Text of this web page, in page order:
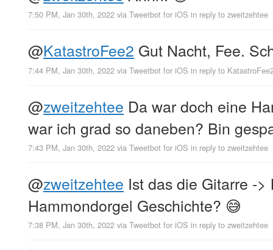
7:50 PM, Jan 30th, 2022 via Tweetbot for iΟS in reply to zweitzehtee
@KatastroFee2 Gut Nacht, Fee.
7:44 PM, Jan 30th, 2022 via Tweetbot for iΟS in reply to
@zweitzehtee Da war doch eine
war ich grad so daneben? Bin
7:43 PM, Jan 30th, 2022 via Tweetbot for iΟS in reply to zweitzehtee
@zweitzehtee Ist das die Gitarre ->
Hammondorgel Geschichte? 😅
7:38 PM, Jan 30th, 2022 via Tweetbot for iΟS in reply to zweitzehtee